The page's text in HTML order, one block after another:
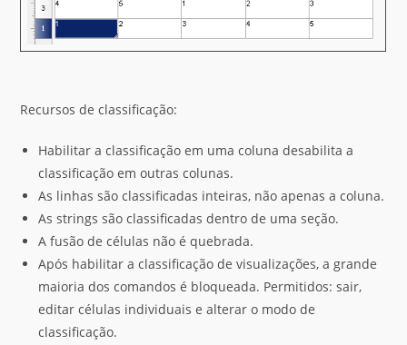
Recursos de classificação:
Habilitar a classificação em uma coluna desabilita a
classificação em outras colunas.
As linhas são classificadas inteiras, não apenas a coluna.
As strings são classificadas dentro de uma seção.
A fusão de células não é quebrada.
Após habilitar a classificação de visualizações, a grande
maioria dos comandos é bloqueada. Permitidos: sair,
editar células individuais e alterar o modo de
classificação.